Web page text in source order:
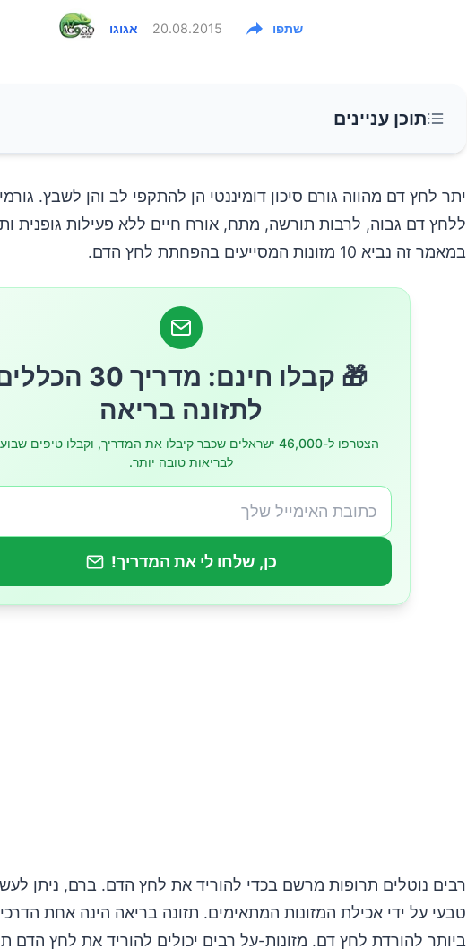
אגוגו 20.08.2015 שתפו
תוכן עניינים
1. נבטים
2. תרד
יתר לחץ דם מהווה גורם סיכון דומיננטי הן להתקפי לב והן לשבץ.
ללחץ דם גבוה, לרבות תורשה, מתח, אורח חיים ללא פעילות גופנית
במאמר זה נביא 10 מזונות המסייעים בהפחתת לחץ הדם.
🎁 קבלו חינם: מדריך 30
לתזונה בריאה
הצטרפו ל-46,000 ישראלים שכבר קיבלו את המדריך, וקבלו טיפים
לבריאות טובה יותר.
כן, שלחו לי את המדריך!
רבים נוטלים תרופות מרשם בכדי להוריד את לחץ הדם. ברם, ניתן
טבעי על ידי אכילת המזונות המתאימים. תזונה בריאה הינה אחת
ביותר להורדת לחץ דם. מזונות-על רבים יכולים להוריד את לחץ הדם